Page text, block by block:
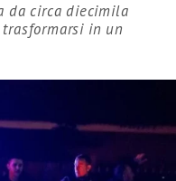
da circa diecimila
in un